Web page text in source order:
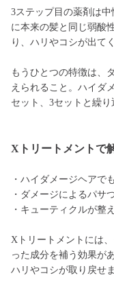
3ステップ目の薬剤は
に本来の髪と同じ弱酸
り、ハリやコシが出て
もうひとつの特徴は、
えられること。ハイダ
セット、3セットと繰
Xトリートメントで
・ハイダメージヘアで
・ダメージによるパサ
・キューティクルが整
Xトリートメントには
った成分を補う効果が
ハリやコシが取り戻せま